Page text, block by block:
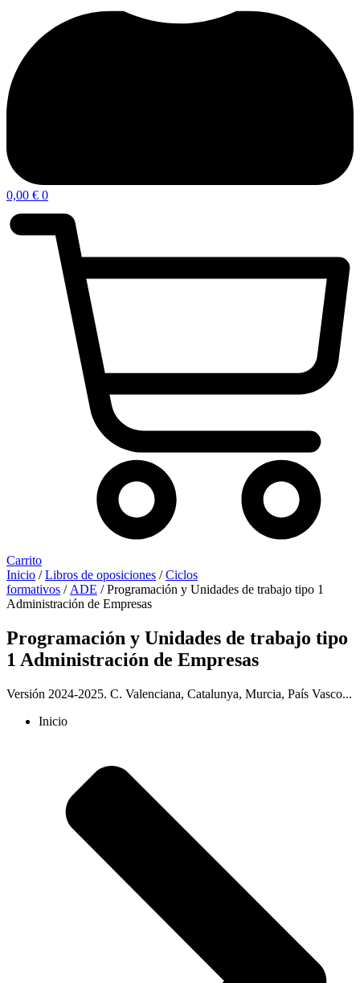
0,00 € 0
Carrito
Inicio /Libros de oposiciones /Ciclos
formativos / ADE / Programación y Unidades de trabajo tipo 1
Administración de Empresas
Programación y Unidades de trabajo tipo
1 Administración de Empresas
Versión 2024-2025. C. Valenciana, Catalunya, Murcia, País Vasco...
Inicio